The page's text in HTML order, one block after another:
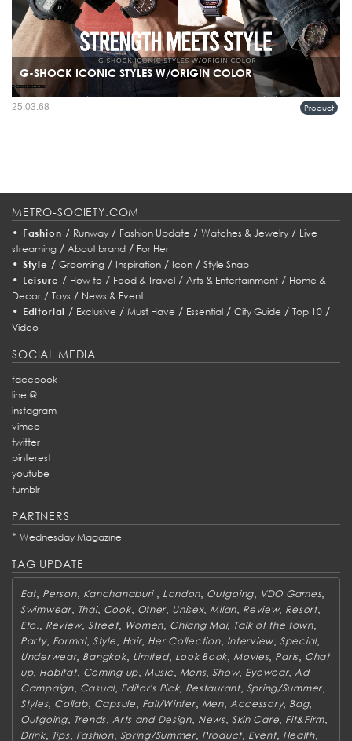
G-SHOCK ICONIC STYLES W/ORIGIN COLOR
หากพูดถึงนาฬิกาที่เป็นสัญลักษณ์แห่งความทนทาน G-SHOCK คือชื่อที่ไม่มีใครลบ
เลือนได้ นับตั้งแต่เปิดตัวในปี 1983 แบรนด์นี้ได้ปฏิวัติวงการด้วยดีไซน์ที่ทนทานต่อ
Product
25.03.68
METRO-SOCIETY.COM
• Fashion / Runway/ Fashion Update / Watches & Jewelry/ Live
streaming / About brand / For Her
• Style / Grooming/ Inspiration/ Icon/ Style Snap
• Leisure / How to/ Food & Travel/ Arts & Entertainment/ Home &
Decor / Toys / News & Event
• Editorial / Exclusive /Must Have / Essential /City Guide /Top 10 /
Video
SOCIAL MEDIA
facebook
line @
instagram
vimeo
twitter
pinterest
youtube
tumblr
PARTNERS
* Wednesday Magazine
TAG UPDATE
Eat, Person, Kanchanaburi , London, Outgoing, VDO Games,
Swimwear, Thai, Cook, Other, Unisex,Milan, Review, Resort,
Etc., Review,Street, Women, Chiang Mai, Talk of the town,
Party, Formal, Style, Hair, Her Collection, Interview,Special,
Underwear, Bangkok, Limited, Look Book,Movies, Paris, Chat
up, Habitat, Coming up, Music, Mens,Show, Eyewear,Ad
Campaign, Casual, Editor's Pick, Restaurant, Spring/Summer,
Styles, Collab, Capsule, Fall/Winter, Men, Accessory, Bag,
Outgoing, Trends,Arts and Design, News, Skin Care, Fit&Firm,
Drink, Tips, Fashion, Spring/Summer, Product, Event, Health,